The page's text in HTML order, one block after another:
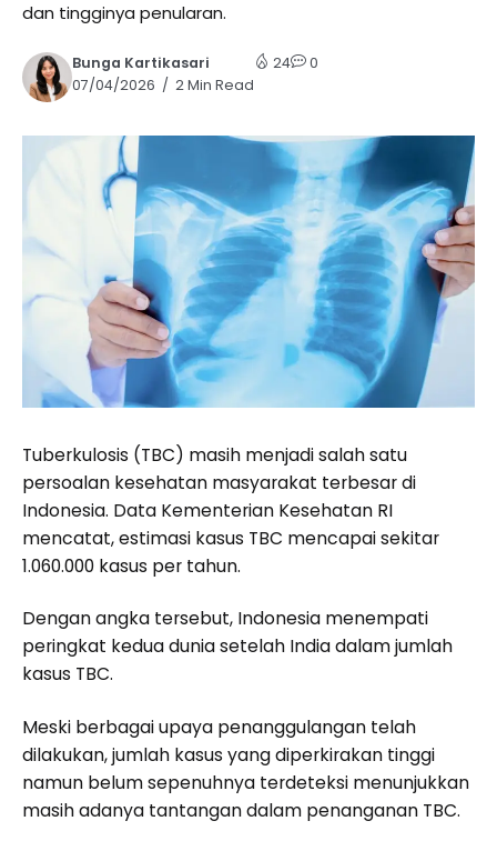
dan tingginya penularan.
Bunga Kartikasari
07/04/2026
2 Min Read
24 0
Tuberkulosis (TBC) masih menjadi salah satu
persoalan kesehatan masyarakat terbesar di
Indonesia. Data Kementerian Kesehatan RI
mencatat, estimasi kasus TBC mencapai sekitar
1.060.000 kasus per tahun.
Dengan angka tersebut, Indonesia menempati
peringkat kedua dunia setelah India dalam jumlah
kasus TBC.
Meski berbagai upaya penanggulangan telah
dilakukan, jumlah kasus yang diperkirakan tinggi
namun belum sepenuhnya terdeteksi menunjukkan
masih adanya tantangan dalam penanganan TBC.